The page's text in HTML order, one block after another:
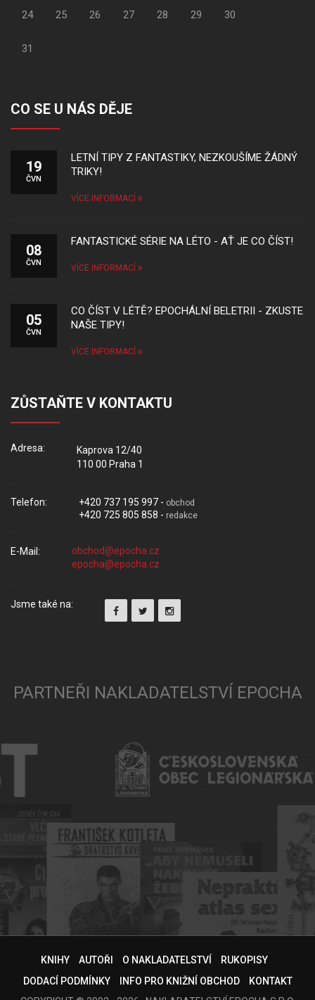
24 25 26 27 28 29 30
31
CO SE U NÁS DĚJE
19
ČVN
LETNÍ TIPY Z FANTASTIKY, NEZKOUŠÍME ŽÁDNÝ
TRIKY!
VÍCE INFORMACÍ
08
ČVN
FANTASTICKÉ SÉRIE NA LÉTO - AŤ JE CO ČÍST!
VÍCE INFORMACÍ
05
ČVN
CO ČÍST V LÉTĚ? EPOCHÁLNÍ BELETRII - ZKUSTE
NAŠE TIPY!
VÍCE INFORMACÍ
ZŮSTAŇTE V KONTAKTU
Adresa:
Kaprova 12/40
110 00 Praha 1
Telefon: +420 737 195 997 - obchod
+420 725 805 858 - redakce
E-Mail:
Jsme také na:
PARTNEŘI NAKLADATELSTVÍ EPOCHA
KNIHY AUTOŘI O NAKLADATELSTVÍ
RUKOPISY
DODACÍ PODMÍNKY
INFO PRO KNIŽNÍ OBCHOD
KONTAKT